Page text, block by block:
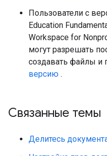
Пользователи с
Education
Workspace for
могут разрешать
создавать файлы и
версию .
Связанные темы
Делитесь